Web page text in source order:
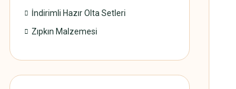
İndirimli Hazır Olta Setleri
Zıpkın Malzemesi